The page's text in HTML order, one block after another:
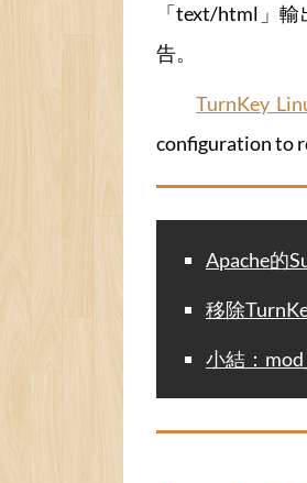
「text/html」
告。
TurnKey
configuration to
Apache的
移除
小結：